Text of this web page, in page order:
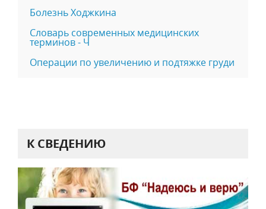
Болезнь Ходжкина
Словарь современных медицинских
терминов - Ч
Операции по увеличению и подтяжке груди
К СВЕДЕНИЮ